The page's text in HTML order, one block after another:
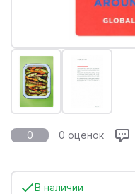
0 0 оценок
В наличии